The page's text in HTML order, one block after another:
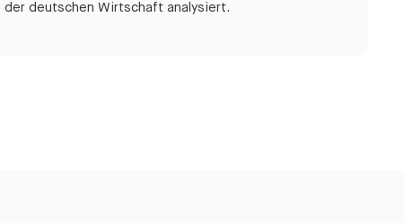
der deutschen Wirtschaft analysiert.